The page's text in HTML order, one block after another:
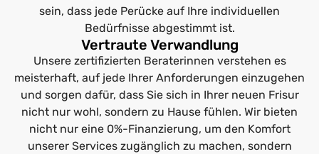
sein, dass jede Perücke auf Ihre individuellen
Bedürfnisse abgestimmt ist.
Vertraute Verwandlung
Unsere zertifizierten Beraterinnen verstehen es
meisterhaft, auf jede Ihrer Anforderungen einzugehen
und sorgen dafür, dass Sie sich in Ihrer neuen Frisur
nicht nur wohl, sondern zu Hause fühlen. Wir bieten
nicht nur eine 0%-Finanzierung, um den Komfort
unserer Services zugänglich zu machen, sondern